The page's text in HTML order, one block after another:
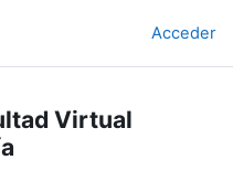
Acceder
Virtual